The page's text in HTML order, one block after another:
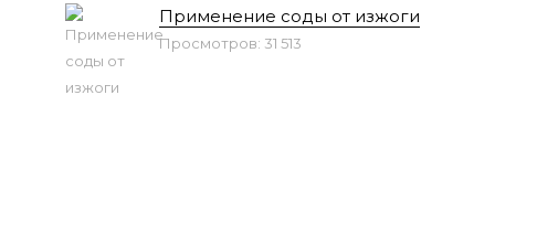
Применение соды от изжоги
Просмотров: 31 513